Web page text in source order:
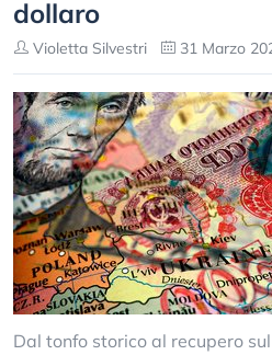
dollaro
Violetta Silvestri 31 Marzo
Dal tonfo storico al recupero